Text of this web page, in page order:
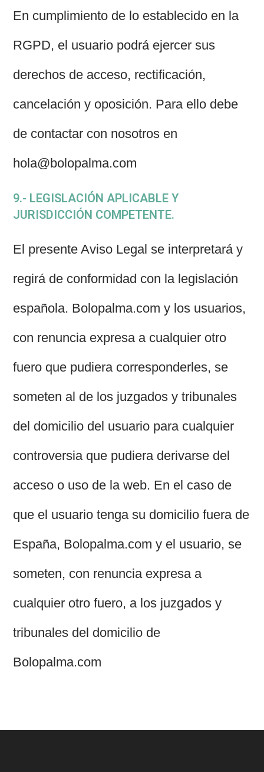
En cumplimiento de lo establecido en la
RGPD, el usuario podrá ejercer sus
derechos de acceso, rectificación,
cancelación y oposición. Para ello debe
de contactar con nosotros en
hola@bolopalma.com
9.- LEGISLACIÓN APLICABLE Y
JURISDICCIÓN COMPETENTE.
El presente Aviso Legal se interpretará y
regirá de conformidad con la legislación
española. Bolopalma.com y los usuarios,
con renuncia expresa a cualquier otro
fuero que pudiera corresponderles, se
someten al de los juzgados y tribunales
del domicilio del usuario para cualquier
controversia que pudiera derivarse del
acceso o uso de la web. En el caso de
que el usuario tenga su domicilio fuera de
España, Bolopalma.com y el usuario, se
someten, con renuncia expresa a
cualquier otro fuero, a los juzgados y
tribunales del domicilio de
Bolopalma.com